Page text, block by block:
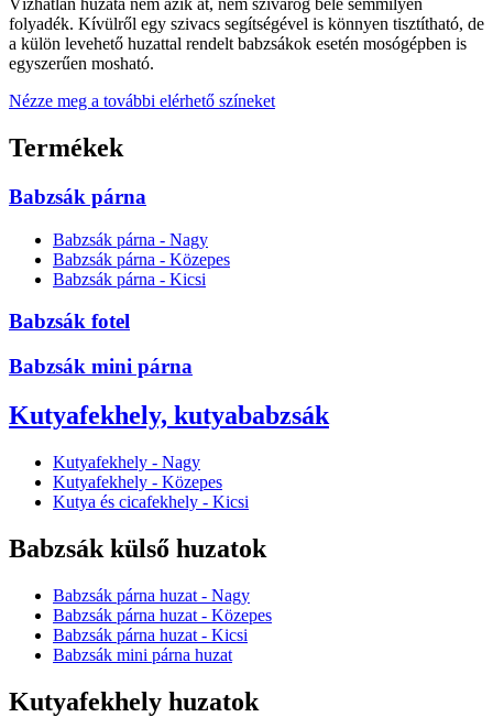
Vízhatlan huzata nem ázik át, nem szivárog bele semmilyen
folyadék. Kívülről egy szivacs segítségével is könnyen tisztítható, de
a külön levehető huzattal rendelt babzsákok esetén mosógépben is
egyszerűen mosható.
Nézze meg a további elérhető színeket
Termékek
Babzsák párna
Babzsák párna - Nagy
Babzsák párna - Közepes
Babzsák párna - Kicsi
Babzsák fotel
Babzsák mini párna
Kutyafekhely, kutyababzsák
Kutyafekhely - Nagy
Kutyafekhely - Közepes
Kutya és cicafekhely - Kicsi
Babzsák külső huzatok
Babzsák párna huzat - Nagy
Babzsák párna huzat - Közepes
Babzsák párna huzat - Kicsi
Babzsák mini párna huzat
Kutyafekhely huzatok